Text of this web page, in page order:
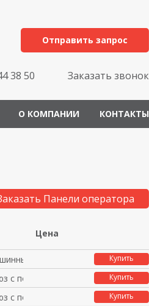
Отправить запрос
38 50 Заказать звонок
О КОМПАНИИ КОНТАКТЫ
Панели оператора
Цена
инт Купить
с поддер Купить
с поддер Купить